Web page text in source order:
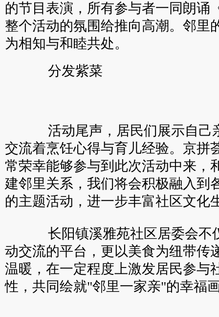
的节目表演，所有参与者一同朗诵
整个活动的氛围给推向高潮。邻里
为相知与和睦共处。
分发紫菜
活动尾声，居民们展示自己
交流着烹饪心得与育儿经验。京拼
常荣幸能够参与到此次活动中来，
建邻里关系，我们将会积极融入到
的主题活动，进一步丰富社区文化
长阳镇溪雅苑社区居委会不
动交流的平台，更以美食为纽带传
温暖，在一定程度上激发居民参与
性，共同绘就"邻里一家亲"的幸福